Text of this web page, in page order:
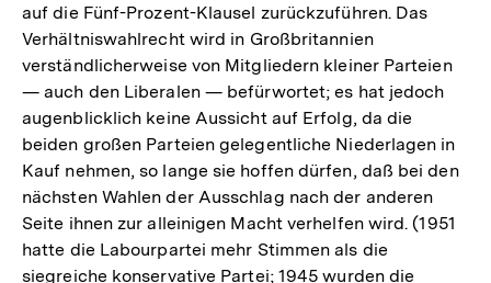
auf die Fünf-Prozent-Klausel zurückzuführen. Das
Verhältniswahlrecht wird in Großbritannien
verständlicherweise von Mitgliedern kleiner Parteien
— auch den Liberalen — befürwortet; es hat jedoch
augenblicklich keine Aussicht auf Erfolg, da die
beiden großen Parteien gelegentliche Niederlagen in
Kauf nehmen, so lange sie hoffen dürfen, daß bei den
nächsten Wahlen der Ausschlag nach der anderen
Seite ihnen zur alleinigen Macht verhelfen wird. (1951
hatte die Labourpartei mehr Stimmen als die
siegreiche konservative Partei; 1945 wurden die